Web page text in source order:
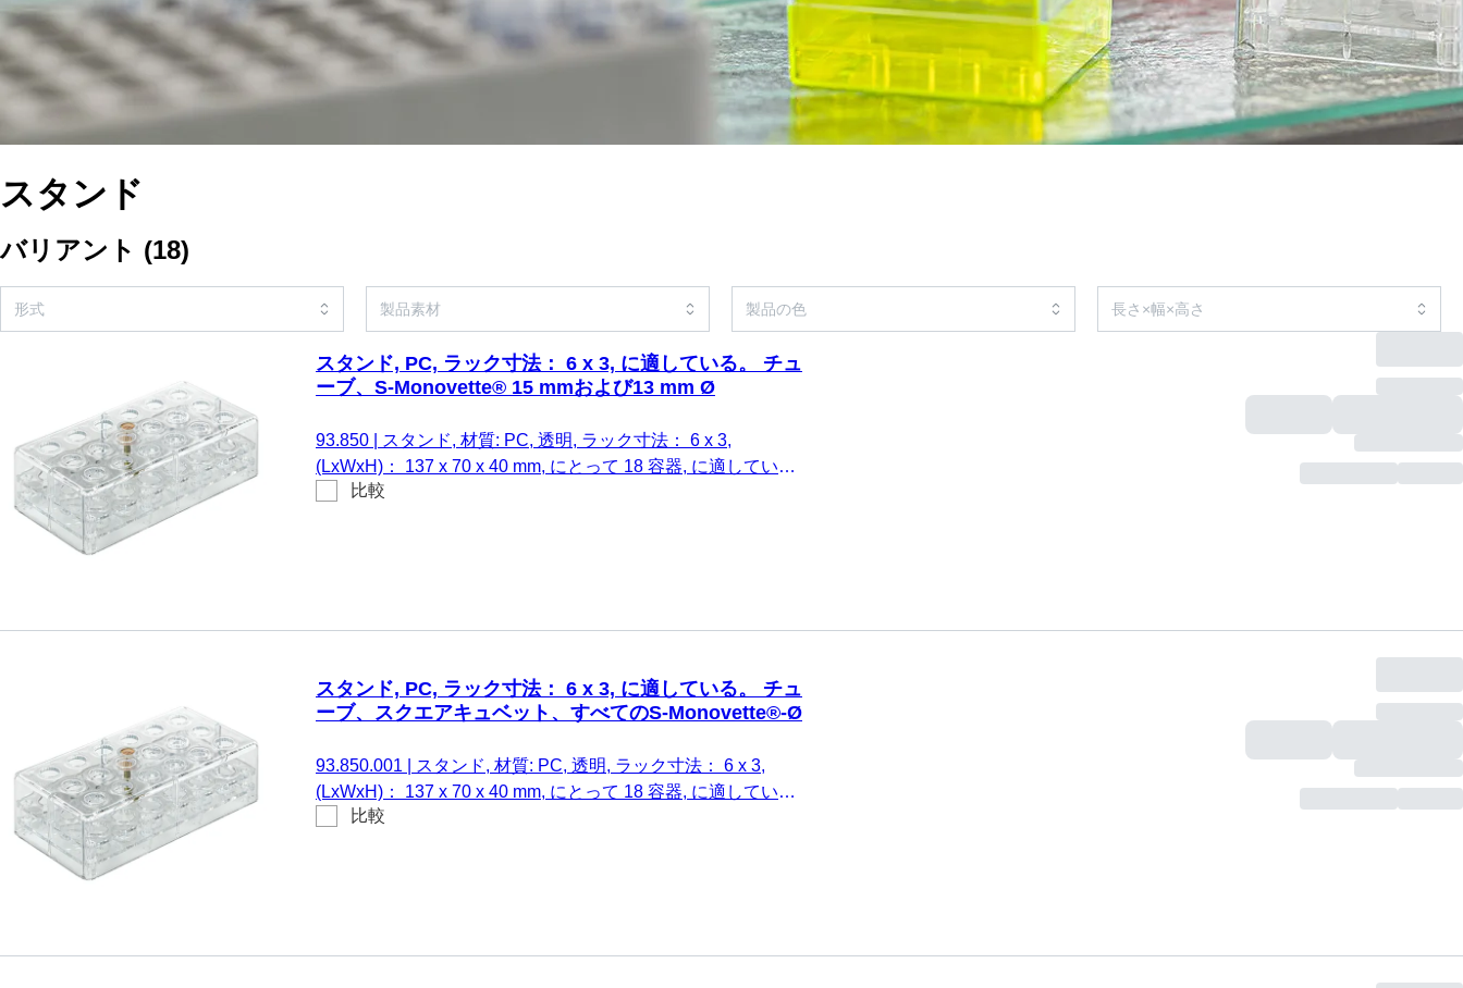
スタンド
バリアント (18)
スタンド, PC, ラック寸法： 6 x 3, に適している。 チュ
ーブ、S-Monovette® 15 mmおよび13 mm Ø
93.850
スタンド, 材質: PC, 透明, ラック寸法： 6 x 3,
(LxWxH)： 137 x 70 x 40 mm, にとって 18 容器, に適してい
る。 チューブ、S-Monovette® 15 mmおよび13 mm Ø, 1 個/箱
比較
スタンド, PC, ラック寸法： 6 x 3, に適している。 チュ
ーブ、スクエアキュベット、すべてのS-Monovette®-Ø
93.850.001
スタンド, 材質: PC, 透明, ラック寸法： 6 x 3,
(LxWxH)： 137 x 70 x 40 mm, にとって 18 容器, に適してい
る。 チューブ、スクエアキュベット、すべてのS-Monovette®-
比較